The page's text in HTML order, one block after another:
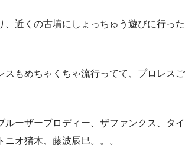
、近くの古墳にしょっちゅう遊びに行った
スもめちゃくちゃ流行ってて、プロレスご
ルーザーブロディー、ザファンクス、タイ
ニオ猪木、藤波辰巳。。。